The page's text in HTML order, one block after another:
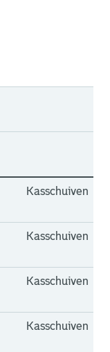
Kasschuiven
Kasschuiven
Kasschuiven
Kasschuiven